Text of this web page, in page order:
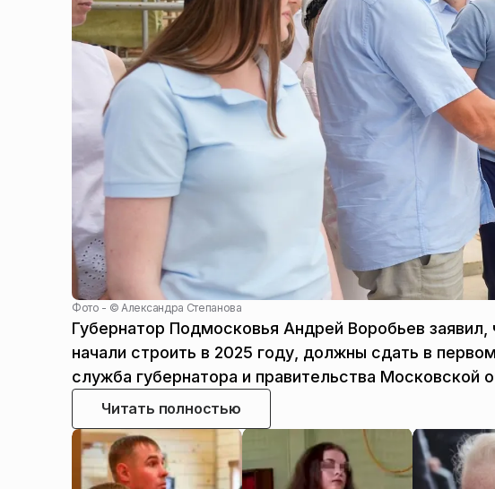
Фото - © Александра Степанова
Губернатор Подмосковья Андрей Воробьев
начали строить в 2025 году, должны сдать в
служба губернатора и правительства Московской
Читать полностью